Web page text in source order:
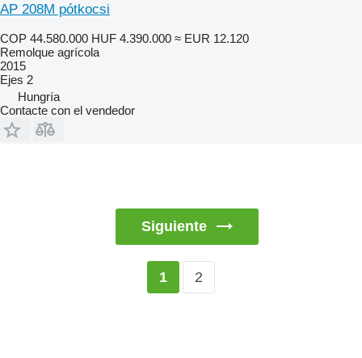
AP 208M pótkocsi
COP 44.580.000 HUF 4.390.000 ≈ EUR 12.120
Remolque agrícola
2015
Ejes 2
Hungría
Contacte con el vendedor
Siguiente
1 2